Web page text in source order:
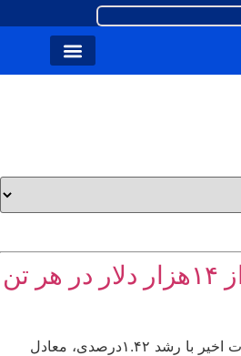
قیمت فلز سرخ از ۱۴هزار دلار در هر تن
قیمت جهانی مس در معاملات اخیر با رشد ۱.۴۲درصدی، معادل